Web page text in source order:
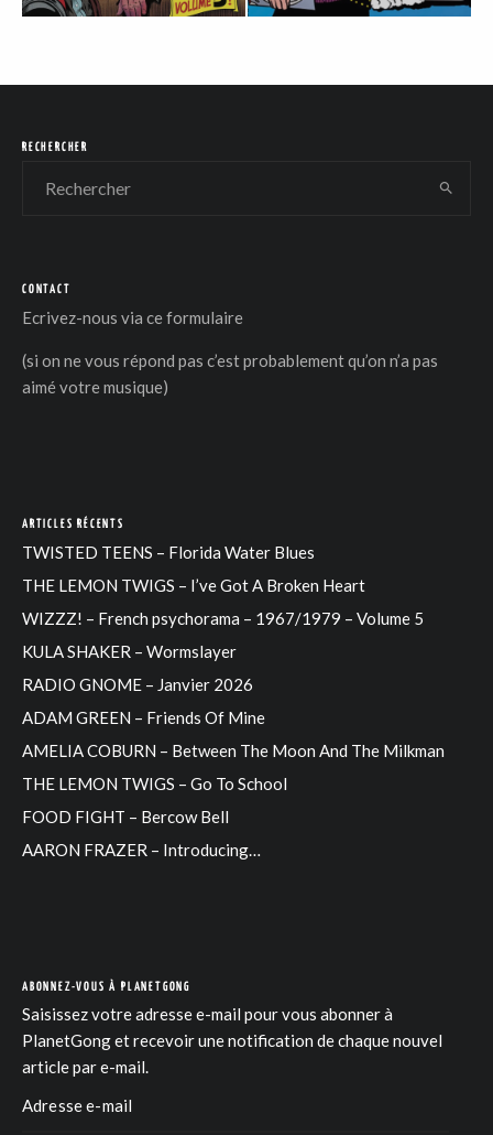
RECHERCHER
CONTACT
Ecrivez-nous via ce formulaire
(si on ne vous répond pas c’est probablement qu’on n’a pas
aimé votre musique)
ARTICLES RÉCENTS
TWISTED TEENS – Florida Water Blues
THE LEMON TWIGS – I’ve Got A Broken Heart
WIZZZ! – French psychorama – 1967/1979 – Volume 5
KULA SHAKER – Wormslayer
RADIO GNOME – Janvier 2026
ADAM GREEN – Friends Of Mine
AMELIA COBURN – Between The Moon And The Milkman
THE LEMON TWIGS – Go To School
FOOD FIGHT – Bercow Bell
AARON FRAZER – Introducing…
ABONNEZ-VOUS À PLANETGONG
Saisissez votre adresse e-mail pour vous abonner à
PlanetGong et recevoir une notification de chaque nouvel
article par e-mail.